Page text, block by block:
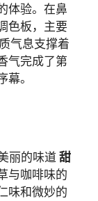
体验。在鼻
色板，主要
气息支撑着
气完成了第
。
丽的味道 甜
与咖啡味的
味和微妙的